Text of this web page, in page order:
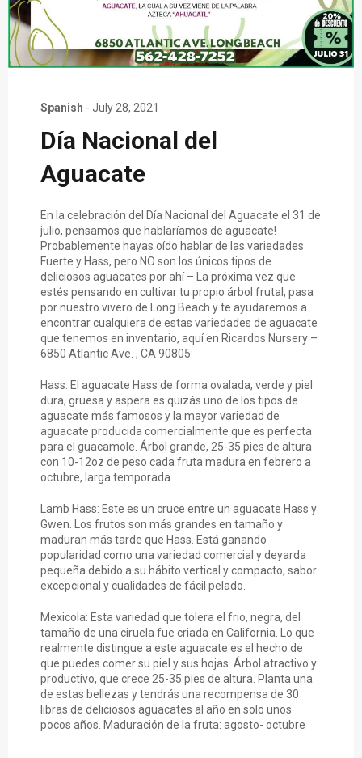
Spanish - July 28, 2021
Día Nacional del
Aguacate
En la celebración del Día Nacional del Aguacate el 31 de
julio, pensamos que hablaríamos de aguacate!
Probablemente hayas oído hablar de las variedades
Fuerte y Hass, pero NO son los únicos tipos de
deliciosos aguacates por ahí – La próxima vez que
estés pensando en cultivar tu propio árbol frutal, pasa
por nuestro vivero de Long Beach y te ayudaremos a
encontrar cualquiera de estas variedades de aguacate
que tenemos en inventario, aquí en Ricardos Nursery –
6850 Atlantic Ave. , CA 90805:
Hass: El aguacate Hass de forma ovalada, verde y piel
dura, gruesa y aspera es quizás uno de los tipos de
aguacate más famosos y la mayor variedad de
aguacate producida comercialmente que es perfecta
para el guacamole. Árbol grande, 25-35 pies de altura
con 10-12oz de peso cada fruta madura en febrero a
octubre, larga temporada
Lamb Hass: Este es un cruce entre un aguacate Hass y
Gwen. Los frutos son más grandes en tamaño y
maduran más tarde que Hass. Está ganando
popularidad como una variedad comercial y deyarda
pequeña debido a su hábito vertical y compacto, sabor
excepcional y cualidades de fácil pelado.
Mexicola: Esta variedad que tolera el frio, negra, del
tamaño de una ciruela fue criada en California. Lo que
realmente distingue a este aguacate es el hecho de
que puedes comer su piel y sus hojas. Árbol atractivo y
productivo, que crece 25-35 pies de altura. Planta una
de estas bellezas y tendrás una recompensa de 30
libras de deliciosos aguacates al año en solo unos
pocos años. Maduración de la fruta: agosto- octubre